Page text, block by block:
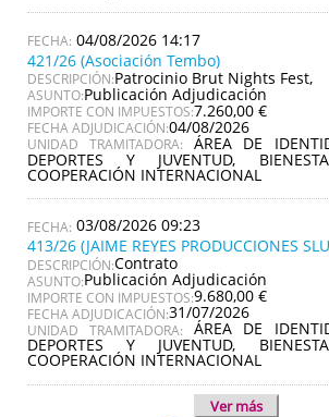
04/08/2026 14:17
421/26 (Asociación Tembo)
DESCRIPCIÓN:Patrocinio Brut Nights Fest,
ASUNTO:Publicación Adjudicación
IMPORTE CON IMPUESTOS:7.260,00 €
FECHA ADJUDICACIÓN:04/08/2026
UNIDAD TRAMITADORA: ÁREA DE
DEPORTES Y JUVENTUD,
COOPERACIÓN INTERNACIONAL
03/08/2026 09:23
413/26 (JAIME REYES PRODUCCIONES
DESCRIPCIÓN:Contrato
ASUNTO:Publicación Adjudicación
IMPORTE CON IMPUESTOS:9.680,00 €
FECHA ADJUDICACIÓN:31/07/2026
UNIDAD TRAMITADORA: ÁREA DE
DEPORTES Y JUVENTUD,
COOPERACIÓN INTERNACIONAL
Ver más